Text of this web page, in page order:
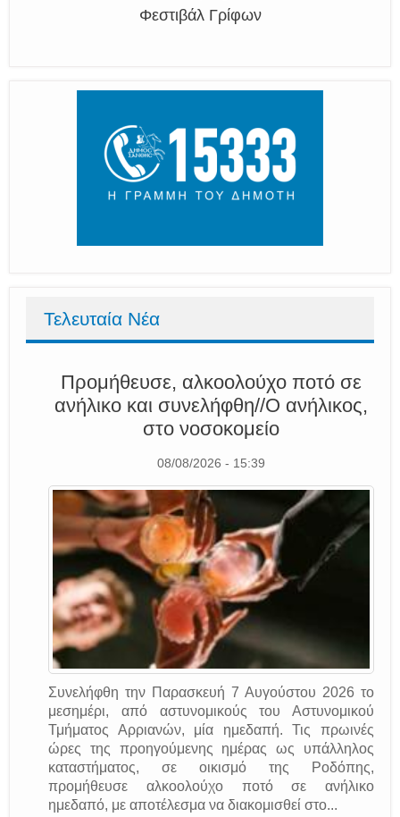
Φεστιβάλ Γρίφων
Τελευταία Νέα
Προμήθευσε, αλκοολούχο ποτό σε
ανήλικο και συνελήφθη//Ο ανήλικος,
στο νοσοκομείο
08/08/2026 - 15:39
Συνελήφθη την Παρασκευή 7 Αυγούστου 2026 το
μεσημέρι, από αστυνομικούς του Αστυνομικού
Τμήματος Αρριανών, μία ημεδαπή. Τις πρωινές
ώρες της προηγούμενης ημέρας ως υπάλληλος
καταστήματος, σε οικισμό της Ροδόπης,
προμήθευσε αλκοολούχο ποτό σε ανήλικο
ημεδαπό, με αποτέλεσμα να διακομισθεί στο...